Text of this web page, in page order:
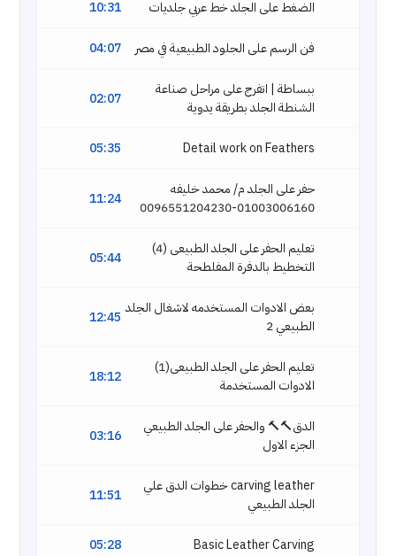
10:31 الضغط على الجلد خط عربي جلديات
04:07 فن الرسم على الجلود الطبيعية في مصر
02:07
ببساطة | اتفرج على مراحل صناعة
الشنطة الجلد بطريقة يدوية
05:35 Detail work on Feathers
11:24
حفر على الجلد م/ محمد خليفه
01003006160-0096551204230
05:44
تعليم الحفر على الجلد الطبيعى (4)
التخطيط بالدفرة المفلطحة
12:45 بعض الادوات المستخدمه لاشغال الجلد
الطبيعي 2
18:12
تعليم الحفر على الجلد الطبيعى(1)
الادوات المستخدمة
03:16
الدق🔨🔨 والحفر على الجلد الطبيعي
الجزء الاول
11:51
carving leather خطوات الدق علي
الجلد الطبيعي
05:28 Basic Leather Carving